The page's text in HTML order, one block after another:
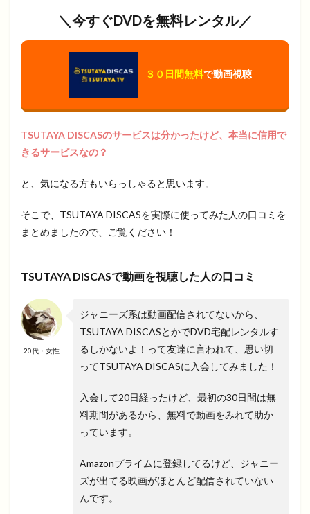
＼今すぐDVDを無料レンタル／
３０日間無料で動画視聴
TSUTAYA DISCASのサービスは分かったけど、本当に信用で
きるサービスなの？
と、気になる方もいらっしゃると思います。
そこで、TSUTAYA DISCASを実際に使ってみた人の口コミを
まとめましたので、ご覧ください！
TSUTAYA DISCASで動画を視聴した人の口コミ
20代・女性
ジャニーズ系は動画配信されてないから、
TSUTAYA DISCASとかでDVD宅配レンタルす
るしかないよ！って友達に言われて、思い切
ってTSUTAYA DISCASに入会してみました！
入会して20日経ったけど、最初の30日間は無
料期間があるから、無料で動画をみれて助か
っています。
Amazonプライムに登録してるけど、ジャニー
ズが出てる映画がほとんど配信されていない
んです。